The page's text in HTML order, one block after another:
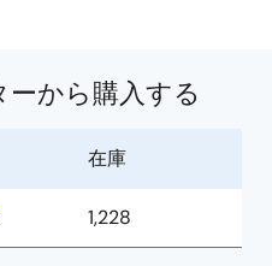
から購入する
在庫
1,228